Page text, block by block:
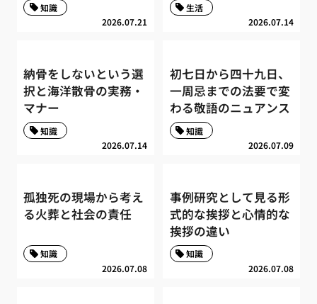
2026.07.21
知識
2026.07.14
生活
納骨をしないという選
択と海洋散骨の実務・
マナー
2026.07.14
知識
初七日から四十九日、
一周忌までの法要で変
わる敬語のニュアンス
2026.07.09
知識
孤独死の現場から考え
る火葬と社会の責任
2026.07.08
知識
事例研究として見る形
式的な挨拶と心情的な
挨拶の違い
2026.07.08
知識